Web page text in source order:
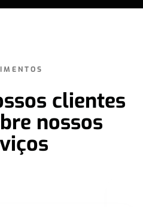
clientes
nossos